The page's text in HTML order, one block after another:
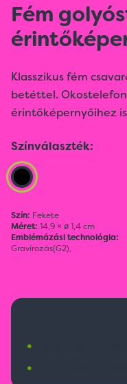
Fém
Klasszikus fém
betéttel.
érintőképernyőihez
Színválaszték:
Szín: Fekete
Méret: 14,9 × ø 1,4 cm
Emblémázási technológia:
Gravírozás(G2),
•
•